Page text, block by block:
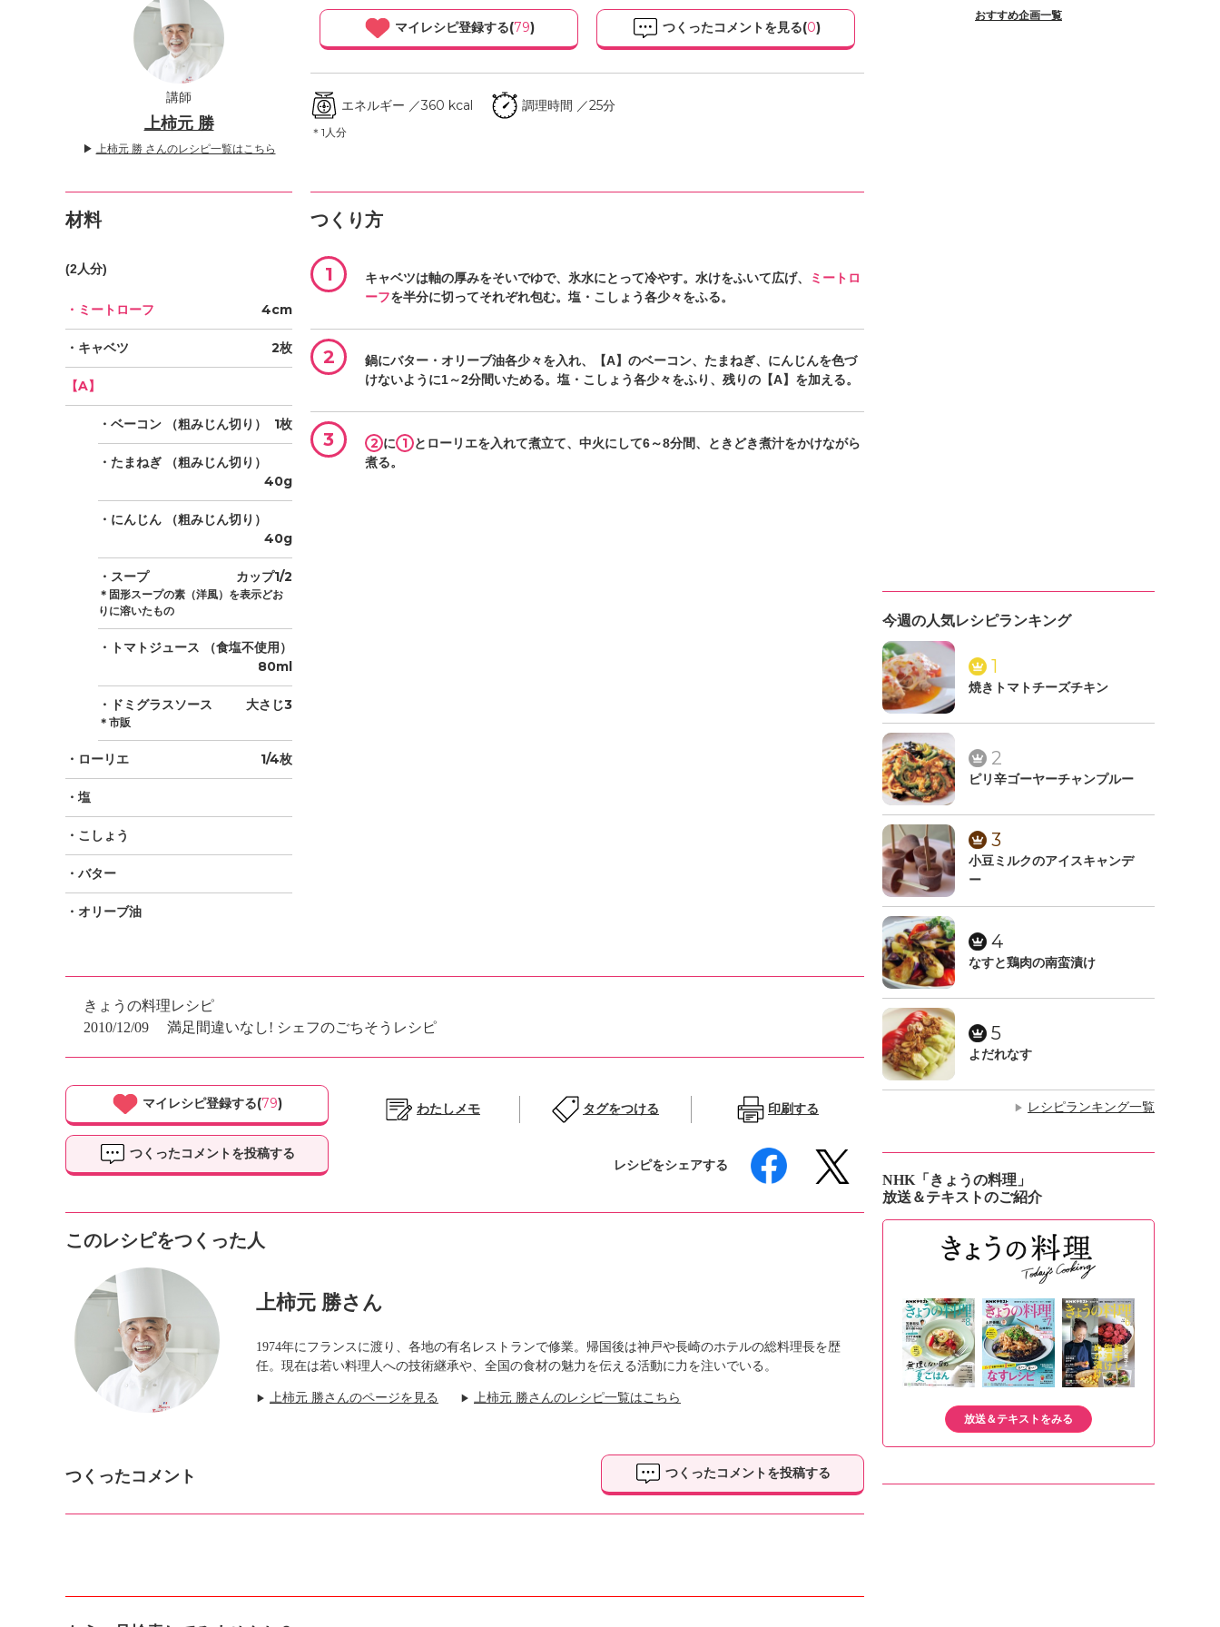
講師
上柿元 勝
▶ 上柿元 勝 さんのレシピ一覧はこちら
マイレシピ登録する(79) つくったコメントを見る(0)
エネルギー ／360 kcal
＊1人分
調理時間 ／25分
材料
(2人分)
・ミートローフ 4cm
・キャベツ 2枚
【A】
・ベーコン （粗みじん切り） 1枚
・たまねぎ （粗みじん切り）
40g
・にんじん （粗みじん切り）
40g
・スープ カップ1/2
＊固形スープの素（洋風）を表示どお
りに溶いたもの
・トマトジュース （食塩不使用）
80ml
・ドミグラスソース 大さじ3
＊市販
・ローリエ 1/4枚
・塩
・こしょう
・バター
・オリーブ油
つくり方
1 キャベツは軸の厚みをそいでゆで、氷水にとって冷やす。水けをふいて広げ、
ミートロ
ーフを半分に切ってそれぞれ包む。塩・こしょう各少々をふる。
2
鍋にバター・オリーブ油各少々を入れ、【A】のベーコン、たまねぎ、にんじんを色づ
けないように1～2分間いためる。塩・こしょう各少々をふり、残りの【A】を加える。
3 2 に 1 とローリエを入れて煮立て、中火にして6～8分間、ときどき煮汁をかけながら
煮る。
きょうの料理レシピ
2010/12/09
満足間違いなし! シェフのごちそうレシピ
マイレシピ登録する(79)
つくったコメントを投稿する
わたしメモ タグをつける 印刷する
レシピをシェアする
このレシピをつくった人
上柿元 勝さん
1974年にフランスに渡り、各地の有名レストランで修業。帰国後は神戸や長崎のホテルの総料理長を歴
任。現在は若い料理人への技術継承や、全国の食材の魅力を伝える活動に力を注いでいる。
▶ 上柿元 勝さんのページを見る ▶ 上柿元 勝さんのレシピ一覧はこちら
つくったコメント つくったコメントを投稿する
おすすめ企画一覧
今週の人気レシピランキング
1
焼きトマトチーズチキン
2
ピリ辛ゴーヤーチャンプルー
3
小豆ミルクのアイスキャンデ
ー
4
なすと鶏肉の南蛮漬け
5
よだれなす
▶ レシピランキング一覧
NHK「きょうの料理」
放送＆テキストのご紹介
放送＆テキストをみる